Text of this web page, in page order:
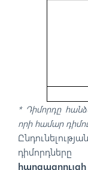
* Դիմորդը
որի համար
հարցազրույցի